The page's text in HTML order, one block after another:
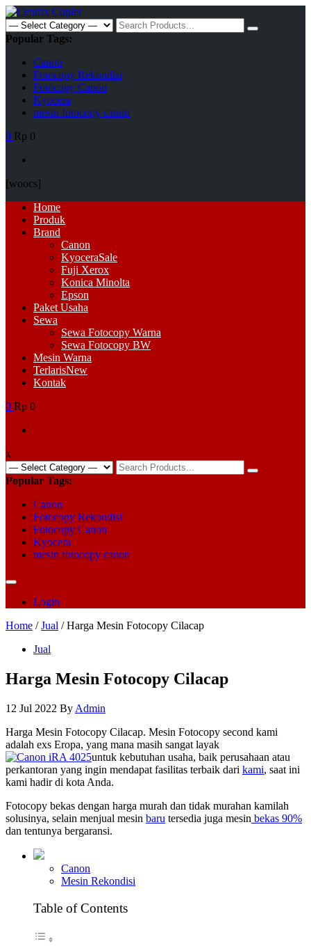
Skip
to
content
Search
for:
Popular Tags:
Canon
Fotocopy Rekondisi
Fotocopy Canon
Kyocera
mesin fotocopy canon
0 Rp 0
[woocs]
Primary
Menu
Home
Produk
Brand
Canon
KyoceraSale
Fuji Xerox
Konica Minolta
Epson
Paket Usaha
Sewa
Sewa Fotocopy Warna
Sewa Fotocopy BW
Mesin Warna
TerlarisNew
Kontak
0 Rp 0
x
Search
for:
Popular Tags:
Canon
Fotocopy Rekondisi
Fotocopy Canon
Kyocera
mesin fotocopy canon
Login
Home /Jual / Harga Mesin Fotocopy Cilacap
Jual
Harga Mesin Fotocopy Cilacap
12 Jul 2022 By Admin
Harga Mesin Fotocopy Cilacap. Mesin Fotocopy second kami
adalah exs Eropa, yang mana masih sangat layak
untuk kebutuhan usaha, baik perusahaan atau
perkantoran yang ingin mendapat fasilitas terbaik dari kami, saat ini
kami hadir di kota Anda.
Fotocopy bekas dengan harga murah dan tidak murahan kamilah
solusinya, selain menjual mesin baru tersedia juga mesin bekas 90%
dan tentunya bergaransi.
Canon
Mesin Rekondisi
Table of Contents